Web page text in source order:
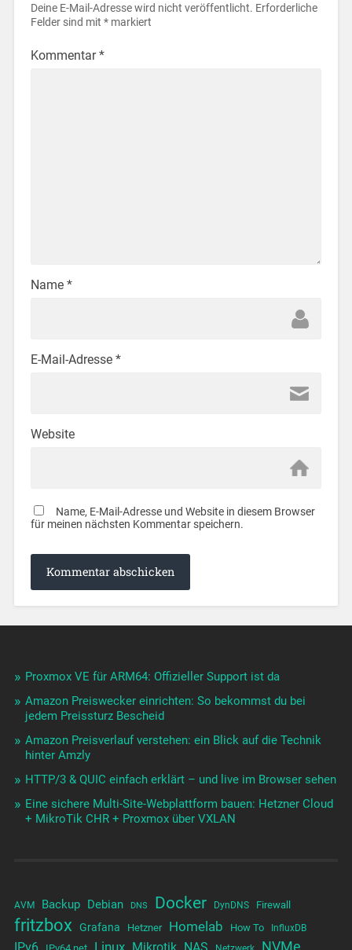
Deine E-Mail-Adresse wird nicht veröffentlicht. Erforderliche
Felder sind mit *markiert
Kommentar*
Name *
E-Mail-Adresse *
Website
Name, E-Mail-Adresse und Website in diesem Browser
für meinen nächsten Kommentar speichern.
Proxmox VE für ARM64: Offizieller Support ist da
Amazon Preiswecker einrichten: So bekommst du bei
jedem Preissturz Bescheid
Amazon Preisverlauf verstehen: ein Blick auf die Technik
hinter Amzly
HTTP/3 & QUIC einfach erklärt – und live im Browser sehen
Eine sichere Multi-Site-Webplattform bauen: Hetzner Cloud
+ MikroTik CHR + Proxmox über VXLAN
AVM Backup Debian DNS Docker DynDNS Firewall
fritzbox Grafana Hetzner Homelab How To InfluxDB